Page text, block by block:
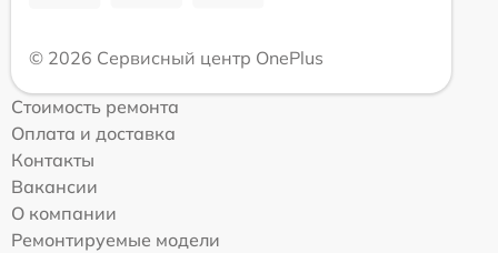
© 2026 Сервисный центр OnePlus
Стоимость ремонта
Оплата и доставка
Контакты
Вакансии
О компании
Ремонтируемые модели